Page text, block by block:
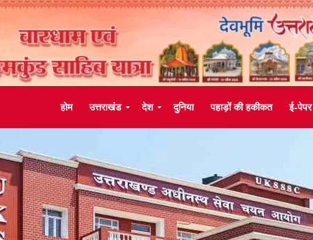
होम उत्तराखंड देश दुनिया पहाड़ों की हकीकत ई-पेपर